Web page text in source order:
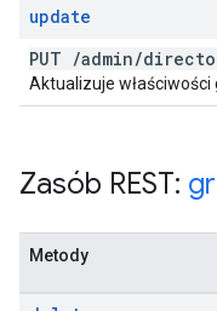
update
PUT /admin/
Aktualizuje właściwości
Zasób REST:
Metody